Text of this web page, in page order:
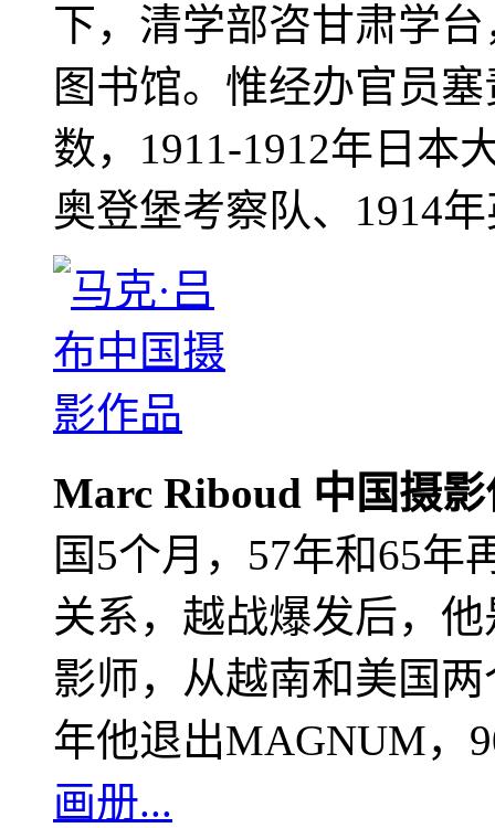
下，清学部咨甘肃学
图书馆。惟经办官员
数，1911-1912年日本
奥登堡考察队、1914
Marc Riboud 中国摄
国5个月，57年和65年
关系，越战爆发后，
影师，从越南和美国
年他退出MAGNUM，
画册...